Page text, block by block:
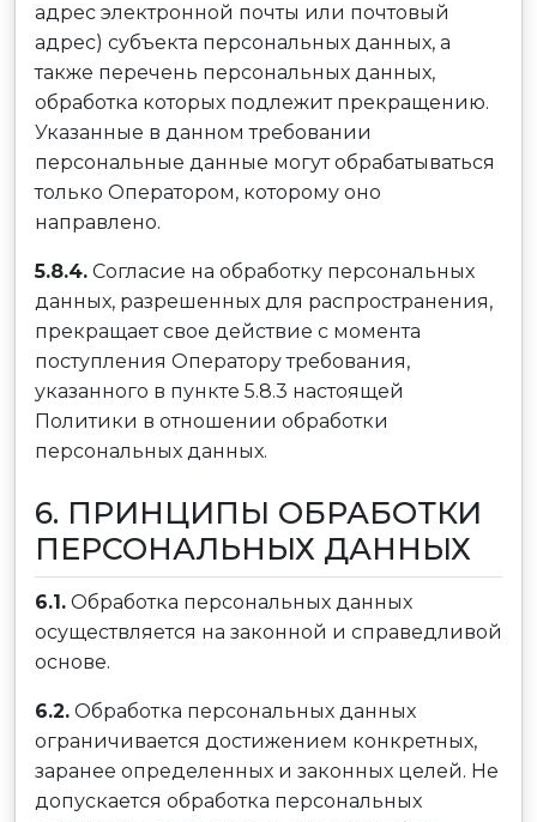
адрес электронной почты или почтовый
адрес) субъекта персональных данных, а
также перечень персональных данных,
обработка которых подлежит прекращению.
Указанные в данном требовании
персональные данные могут обрабатываться
только Оператором, которому оно
направлено.
5.8.4. Согласие на обработку персональных
данных, разрешенных для распространения,
прекращает свое действие с момента
поступления Оператору требования,
указанного в пункте 5.8.3 настоящей
Политики в отношении обработки
персональных данных.
6. ПРИНЦИПЫ ОБРАБОТКИ
ПЕРСОНАЛЬНЫХ ДАННЫХ
6.1. Обработка персональных данных
осуществляется на законной и справедливой
основе.
6.2. Обработка персональных данных
ограничивается достижением конкретных,
заранее определенных и законных целей. Не
допускается обработка персональных